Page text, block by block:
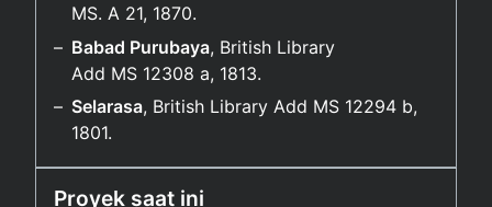
MS. A 21, 1870.
Babad Purubaya, British Library
Add MS 12308 a, 1813.
Selarasa, British Library Add MS 12294 b,
1801.
Proyek saat ini